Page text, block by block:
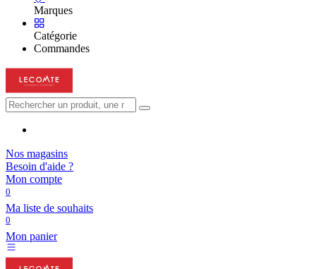
Marques
Catégorie
Commandes
Nos magasins
Besoin d'aide ?
Mon compte
0
Ma liste de souhaits
0
Mon panier